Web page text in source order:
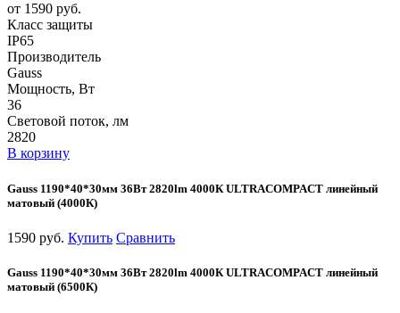
от 1590 руб.
Класс защиты
IP65
Производитель
Gauss
Мощность, Вт
36
Световой поток, лм
2820
В корзину
Gauss 1190*40*30мм 36Вт 2820lm 4000К ULTRACOMPACT линейный
матовый (4000К)
1590 руб. Купить Сравнить
Gauss 1190*40*30мм 36Вт 2820lm 4000К ULTRACOMPACT линейный
матовый (6500К)